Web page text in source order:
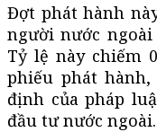
Đợt phát hành
người nước ngoài
Tỷ lệ này chiếm
phiếu phát
định của pháp
đầu tư nước ngoài.